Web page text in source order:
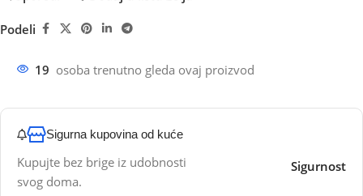
Podeli
19 osoba trenutno gleda ovaj proizvod
Sigurna kupovina od kuće
Kupujte bez brige iz udobnosti
svog doma.
Sigurnost